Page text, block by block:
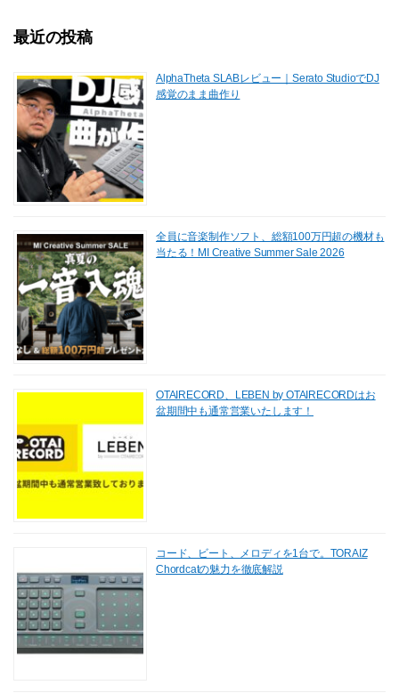
o
k
n
最近の投稿
AlphaTheta SLABレビュー｜Serato StudioでDJ
感覚のまま曲作り
全員に音楽制作ソフト、総額100万円超の機材も
当たる！MI Creative Summer Sale 2026
OTAIRECORD、LEBEN by OTAIRECORDはお
盆期間中も通常営業いたします！
コード、ビート、メロディを1台で。TORAIZ
Chordcatの魅力を徹底解説